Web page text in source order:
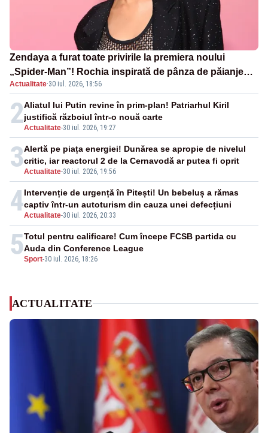
Zendaya a furat toate privirile la premiera noului
„Spider-Man”! Rochia inspirată de pânza de păianjen a
făcut senzație
Actualitate·30 iul. 2026, 18:56
2Actualitate-30 iul. 2026, 19:27
Aliatul lui Putin revine în prim-plan! Patriarhul Kiril
justifică războiul într-o nouă carte
3Actualitate-30 iul. 2026, 19:56
Alertă pe piața energiei! Dunărea se apropie de nivelul
critic, iar reactorul 2 de la Cernavodă ar putea fi oprit
4Actualitate-30 iul. 2026, 20:33
Intervenție de urgență în Pitești! Un bebeluș a rămas
captiv într-un autoturism din cauza unei defecțiuni
5Sport-30 iul. 2026, 18:26
Totul pentru calificare! Cum începe FCSB partida cu
Auda din Conference League
ACTUALITATE